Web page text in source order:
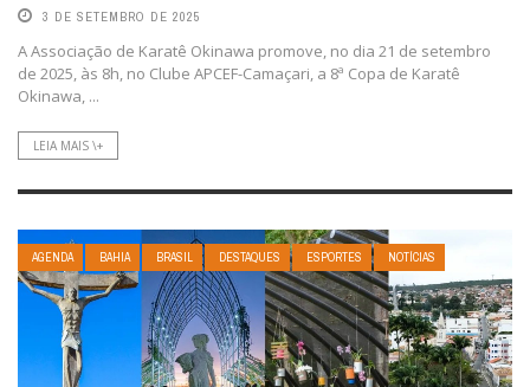
3 DE SETEMBRO DE 2025
A Associação de Karatê Okinawa promove, no dia 21 de setembro
de 2025, às 8h, no Clube APCEF-Camaçari, a 8ª Copa de Karatê
Okinawa, ...
LEIA MAIS \+
AGENDA BAHIA BRASIL DESTAQUES ESPORTES NOTÍCIAS